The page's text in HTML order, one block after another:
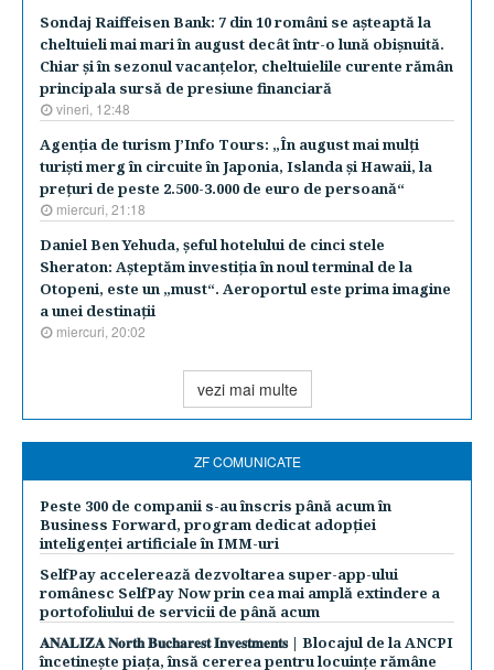
Sondaj Raiffeisen Bank: 7 din 10 români se aşteaptă la
cheltuieli mai mari în august decât într-o lună obişnuită.
Chiar şi în sezonul vacanţelor, cheltuielile curente rămân
principala sursă de presiune financiară
vineri, 12:48
Agenţia de turism J’Info Tours: „În august mai mulţi
turişti merg în circuite în Japonia, Islanda şi Hawaii, la
preţuri de peste 2.500-3.000 de euro de persoană“
miercuri, 21:18
Daniel Ben Yehuda, şeful hotelului de cinci stele
Sheraton: Aşteptăm investiţia în noul terminal de la
Otopeni, este un „must“. Aeroportul este prima imagine
a unei destinaţii
miercuri, 20:02
vezi mai multe
ZF COMUNICATE
Peste 300 de companii s-au înscris până acum în
Business Forward, program dedicat adopției
inteligenței artificiale în IMM-uri
SelfPay accelerează dezvoltarea super-app-ului
românesc SelfPay Now prin cea mai amplă extindere a
portofoliului de servicii de până acum
𝐀𝐍𝐀𝐋𝐈𝐙𝐀 𝐍𝐨𝐫𝐭𝐡 𝐁𝐮𝐜𝐡𝐚𝐫𝐞𝐬𝐭 𝐈𝐧𝐯𝐞𝐬𝐭𝐦𝐞𝐧𝐭𝐬 | Blocajul de la ANCPI
încetinește piața, însă cererea pentru locuințe rămâne